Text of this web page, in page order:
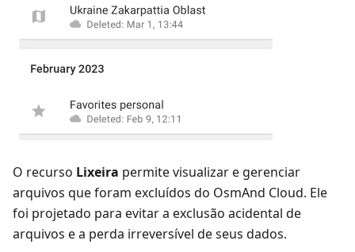
O recurso Lixeira permite visualizar e gerenciar
arquivos que foram excluídos do OsmAnd Cloud. Ele
foi projetado para evitar a exclusão acidental de
arquivos e a perda irreversível de seus dados.